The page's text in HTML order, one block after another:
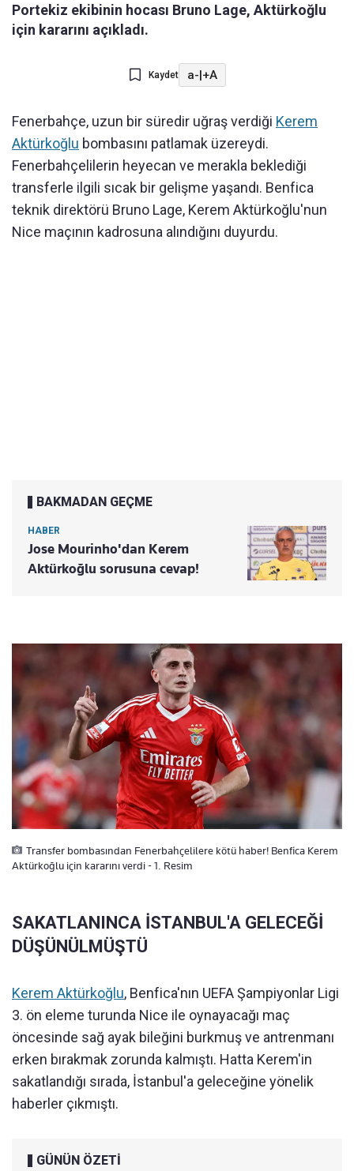
Portekiz ekibinin hocası Bruno Lage, Aktürkoğlu
için kararını açıkladı.
Kaydet a-|+A
Fenerbahçe, uzun bir süredir uğraş verdiği Kerem
Aktürkoğlu bombasını patlamak üzereydi.
Fenerbahçelilerin heyecan ve merakla beklediği
transferle ilgili sıcak bir gelişme yaşandı. Benfica
teknik direktörü Bruno Lage, Kerem Aktürkoğlu'nun
Nice maçının kadrosuna alındığını duyurdu.
BAKMADAN GEÇME
HABER
Jose Mourinho'dan Kerem
Aktürkoğlu sorusuna cevap!
Transfer bombasından Fenerbahçelilere kötü haber! Benfica Kerem
Aktürkoğlu için kararını verdi - 1. Resim
SAKATLANINCA İSTANBUL'A GELECEĞİ
DÜŞÜNÜLMÜŞTÜ
Kerem Aktürkoğlu, Benfica'nın UEFA Şampiyonlar Ligi
3. ön eleme turunda Nice ile oynayacağı maç
öncesinde sağ ayak bileğini burkmuş ve antrenmanı
erken bırakmak zorunda kalmıştı. Hatta Kerem'in
sakatlandığı sırada, İstanbul'a geleceğine yönelik
haberler çıkmıştı.
GÜNÜN ÖZETİ